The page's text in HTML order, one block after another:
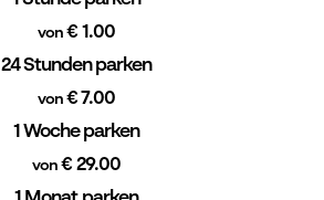
von € 1.00
24 Stunden parken
von€ 7.00
1 Woche parken
von € 29.00